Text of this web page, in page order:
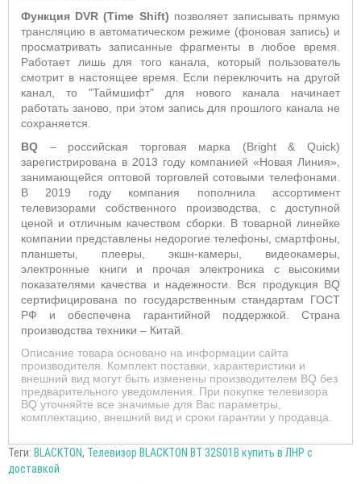
Функция DVR (Time Shift) позволяет записывать прямую
трансляцию в автоматическом режиме (фоновая запись) и
просматривать записанные фрагменты в любое время.
Работает лишь для того канала, который пользователь
смотрит в настоящее время. Если переключить на другой
канал, то "Таймшифт" для нового канала начинает
работать заново, при этом запись для прошлого канала не
сохраняется.
BQ – российская торговая марка (Bright & Quick)
зарегистрирована в 2013 году компанией «Новая Линия»,
занимающейся оптовой торговлей сотовыми телефонами.
В 2019 году компания пополнила ассортимент
телевизорами собственного производства, с доступной
ценой и отличным качеством сборки. В товарной линейке
компании представлены недорогие телефоны, смартфоны,
планшеты, плееры, экшн-камеры, видеокамеры,
электронные книги и прочая электроника с высокими
показателями качества и надежности. Вся продукция BQ
сертифицирована по государственным стандартам ГОСТ
РФ и обеспечена гарантийной поддержкой. Страна
производства техники – Китай.
Описание товара основано на информации сайта
производителя. Комплект поставки, характеристики и
внешний вид могут быть изменены производителем BQ без
предварительного уведомления. При покупке телевизора
BQ уточняйте все значимые для Вас параметры,
комплектацию, внешний вид и сроки гарантии у продавца.
Теги: BLACKTON, Телевизор BLACKTON BT 32S01B купить в ЛНР с
доставкой